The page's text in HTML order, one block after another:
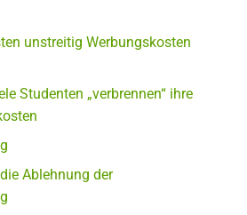
unstreitig Werbungskosten
Studenten „verbrennen“ ihre
Ablehnung der